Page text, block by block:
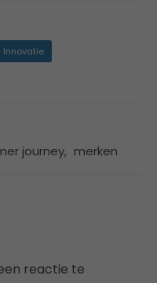
Innovatie
journey, merken
reactie te